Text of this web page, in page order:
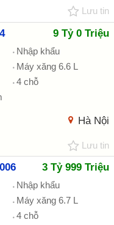
Lưu tin
9 Tỷ 0 Triệu
Nhập khẩu
Máy xăng 6.6 L
4 chỗ
Hà Nội
Lưu tin
3 Tỷ 999 Triệu
Nhập khẩu
Máy xăng 6.7 L
4 chỗ